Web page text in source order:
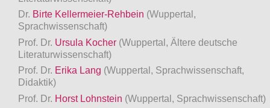
Dr. Birte Kellermeier-Rehbein (Wuppertal,
Sprachwissenschaft)
Prof. Dr. Ursula Kocher (Wuppertal, Ältere deutsche
Literaturwissenschaft)
Prof. Dr. Erika Lang (Wuppertal, Sprachwissenschaft,
Didaktik)
Prof. Dr. Horst Lohnstein (Wuppertal, Sprachwissenschaft)